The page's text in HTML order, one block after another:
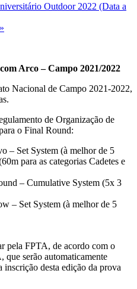
Outdoor 2022 (Data a
»
Arco – Campo 2021/2022
Nacional de Campo 2021-2022,
de Organização de
o Final Round:
– Set System (à melhor de 5
para as categorias Cadetes e
– Cumulative System (5x 3
– Set System (à melhor de 5
pela FPTA, de acordo com o
que serão automaticamente
desta edição da prova